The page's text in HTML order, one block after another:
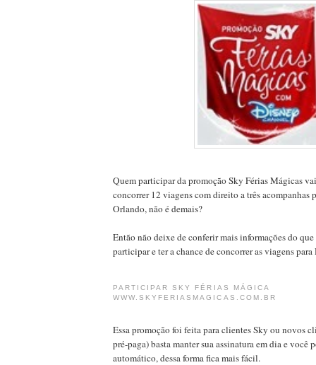
Quem participar da promoção Sky Férias Mágicas
concorrer 12 viagens com direito a três acompanhas
Orlando, não é demais?
Então não deixe de conferir mais informações do que
participar e ter a chance de concorrer as viagens para
PARTICIPAR SKY FÉRIAS MÁGICA
WWW.SKYFERIASMAGICAS.COM.BR
Essa promoção foi feita para clientes Sky ou novos
pré-paga) basta manter sua assinatura em dia e você
automático, dessa forma fica mais fácil.